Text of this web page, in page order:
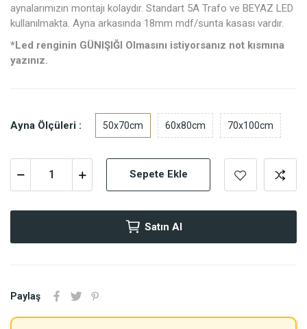
aynalarımızın montajı kolaydır. Standart 5A Trafo ve BEYAZ LED
kullanılmakta. Ayna arkasında 18mm mdf/sunta kasası vardır.
*Led renginin GÜNIŞIĞI Olmasını istiyorsanız not kısmına
yazınız.
Ayna Ölçüleri : 50x70cm 60x80cm 70x100cm
Sepete Ekle
Satın Al
Paylaş